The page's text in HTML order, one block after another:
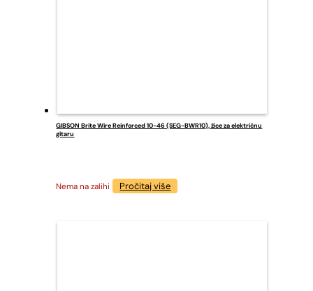
GIBSON Brite Wire Reinforced 10-46 (SEG-BWR10), žice za električnu
gitaru
Nema na zalihi Pročitaj više